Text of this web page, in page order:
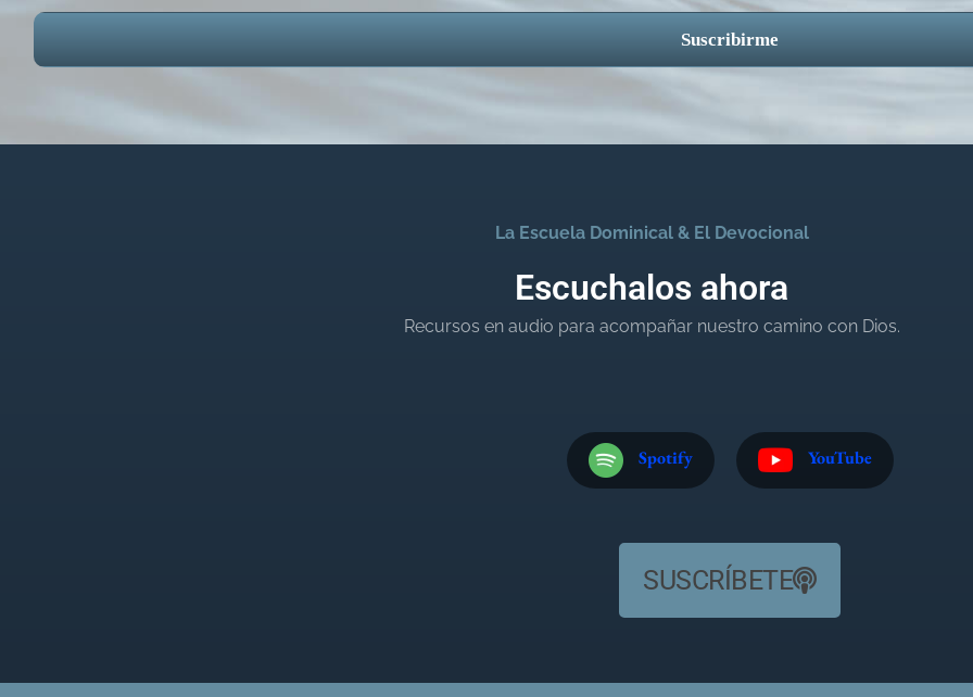
La Escuela Dominical & El Devocional
Escuchalos ahora
Recursos en audio para acompañar nuestro camino con Dios.
Spotify YouTube
SUSCRÍBETE